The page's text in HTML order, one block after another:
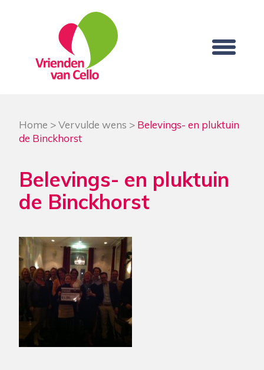
Home >Vervulde wens > Belevings- en pluktuin
de Binckhorst
Belevings- en pluktuin
de Binckhorst